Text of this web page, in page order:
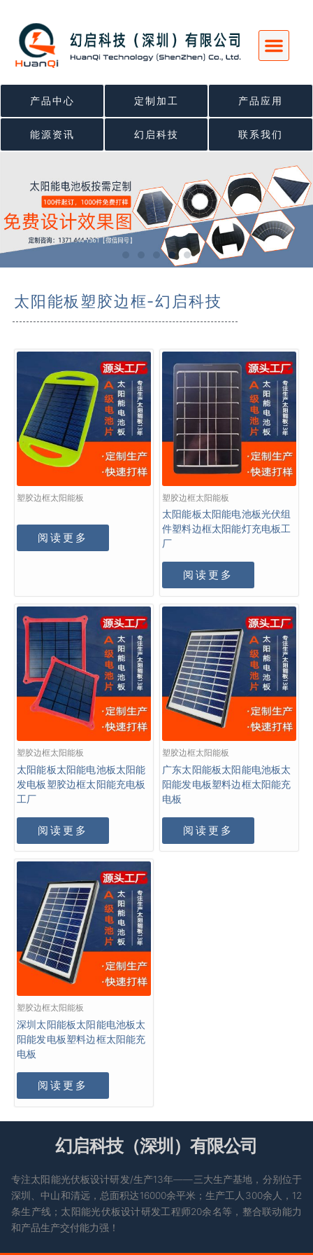
产品中心 定制加工 产品应用
能源资讯 幻启科技 联系我们
太阳能板塑胶边框-幻启科技
塑胶边框太阳能板
阅读更多
塑胶边框太阳能板
太阳能板太阳能电池板光伏组
件塑料边框太阳能灯充电板工
厂
阅读更多
塑胶边框太阳能板
太阳能板太阳能电池板太阳能
发电板塑胶边框太阳能充电板
工厂
阅读更多
塑胶边框太阳能板
广东太阳能板太阳能电池板太
阳能发电板塑料边框太阳能充
电板
阅读更多
塑胶边框太阳能板
深圳太阳能板太阳能电池板太
阳能发电板塑料边框太阳能充
电板
阅读更多
幻启科技（深圳）有限公司
专注太阳能光伏板设计研发/生产13年——三大生产基地，分别位于
深圳、中山和清远，总面积达16000余平米；生产工人300余人，12
条生产线；太阳能光伏板设计研发工程师20余名等，整合联动能力
和产品生产交付能力强！